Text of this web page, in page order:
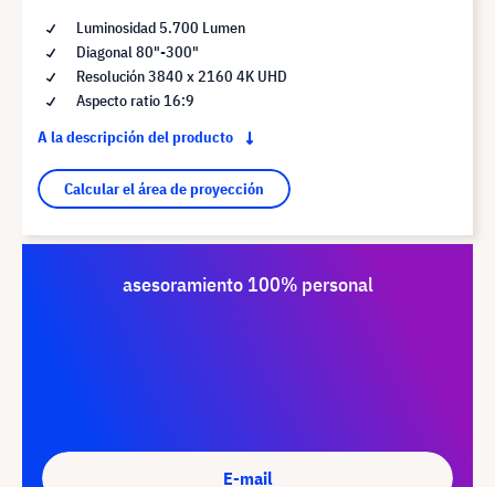
Luminosidad 5.700 Lumen
Diagonal 80"-300"
Resolución 3840 x 2160 4K UHD
Aspecto ratio 16:9
A la descripción del producto
Calcular el área de proyección
asesoramiento 100% personal
E-mail